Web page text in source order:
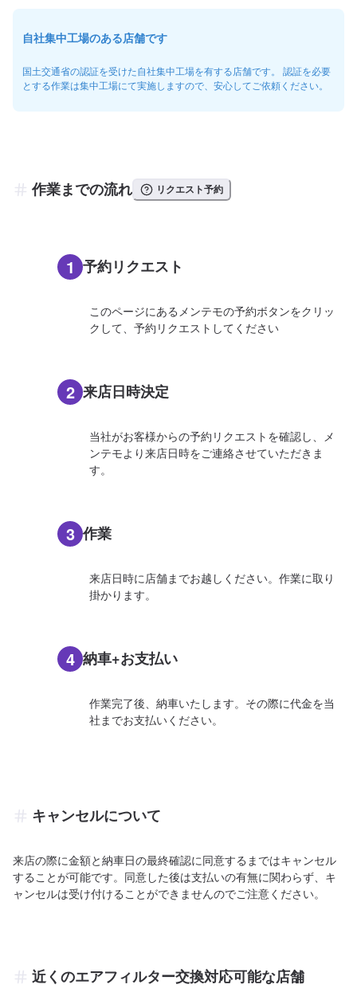
自社集中工場のある店舗です
国土交通省の認証を受けた自社集中工場を有する店舗です。 認証を必要
とする作業は集中工場にて実施しますので、安心してご依頼ください。
作業までの流れ リクエスト予約
1 予約リクエスト
このページにあるメンテモの予約ボタンをクリッ
クして、予約リクエストしてください
2 来店日時決定
当社がお客様からの予約リクエストを確認し、メ
ンテモより来店日時をご連絡させていただきま
す。
3 作業
来店日時に店舗までお越しください。作業に取り
掛かります。
4 納車+お支払い
作業完了後、納車いたします。その際に代金を当
社までお支払いください。
キャンセルについて
来店の際に金額と納車日の最終確認に同意するまではキャンセル
することが可能です。同意した後は支払いの有無に関わらず、キ
ャンセルは受け付けることができませんのでご注意ください。
近くのエアフィルター交換対応可能な店舗